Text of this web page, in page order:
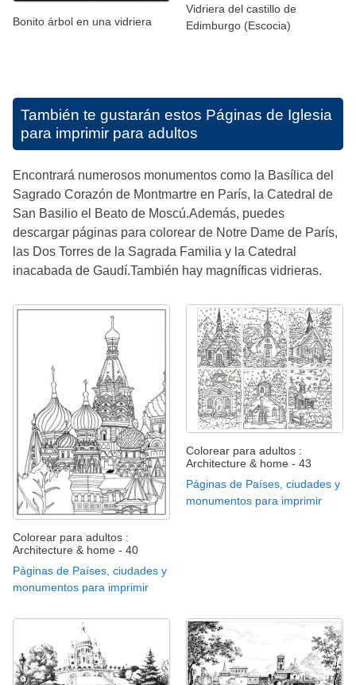
Bonito árbol en una vidriera
Vidriera del castillo de
Edimburgo (Escocia)
También te gustarán estos Páginas de Iglesia
para imprimir para adultos
Encontrará numerosos monumentos como la Basílica del
Sagrado Corazón de Montmartre en París, la Catedral de
San Basilio el Beato de Moscú.Además, puedes
descargar páginas para colorear de Notre Dame de París,
las Dos Torres de la Sagrada Familia y la Catedral
inacabada de Gaudí.También hay magníficas vidrieras.
Colorear para adultos :
Architecture & home - 40
Páginas de Países, ciudades y
monumentos para imprimir
Colorear para adultos :
Architecture & home - 43
Páginas de Países, ciudades y
monumentos para imprimir